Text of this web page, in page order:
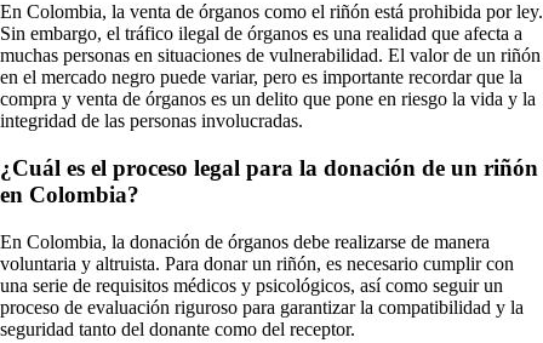
En Colombia, la venta de órganos como el riñón está prohibida por ley.
Sin embargo, el tráfico ilegal de órganos es una realidad que afecta a
muchas personas en situaciones de vulnerabilidad. El valor de un riñón
en el mercado negro puede variar, pero es importante recordar que la
compra y venta de órganos es un delito que pone en riesgo la vida y la
integridad de las personas involucradas.
¿Cuál es el proceso legal para la donación de un riñón
en Colombia?
En Colombia, la donación de órganos debe realizarse de manera
voluntaria y altruista. Para donar un riñón, es necesario cumplir con
una serie de requisitos médicos y psicológicos, así como seguir un
proceso de evaluación riguroso para garantizar la compatibilidad y la
seguridad tanto del donante como del receptor.